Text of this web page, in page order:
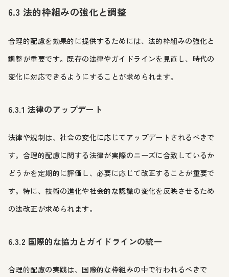
6.3 法的枠組みの強化と調整
合理的配慮を効果的に提供するためには、法的枠組みの強化と
調整が重要です。既存の法律やガイドラインを見直し、時代の
変化に対応できるようにすることが求められます。
6.3.1 法律のアップデート
法律や規制は、社会の変化に応じてアップデートされるべきで
す。合理的配慮に関する法律が実際のニーズに合致しているか
どうかを定期的に評価し、必要に応じて改正することが重要で
す。特に、技術の進化や社会的な認識の変化を反映させるため
の法改正が求められます。
6.3.2 国際的な協力とガイドラインの統一
合理的配慮の実践は、国際的な枠組みの中で行われるべきで